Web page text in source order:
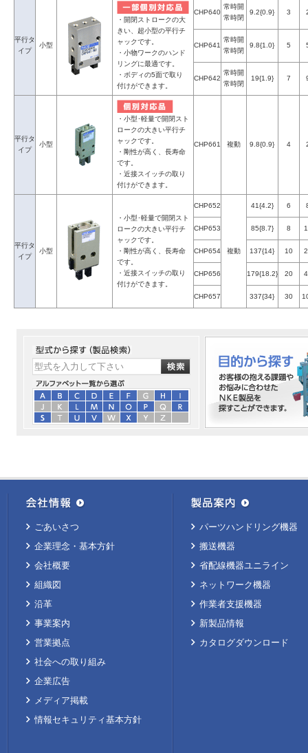
平行タ
イプ
小型
・開閉ストロークの大
きい、超小型の平行チ
ャックです。
・小物ワークのハンド
リングに最適です。
・ボディの5面で取り
付けができます。
CHP640
常時開
常時閉
9.2{0.9} 3
CHP641
常時開
常時閉
9.8{1.0} 5
CHP642
常時開
常時閉
19{1.9} 7
平行タ
イプ
小型
・小型･軽量で開閉スト
ロークの大きい平行チ
ャックです。
・剛性が高く、長寿命
です。
・近接スイッチの取り
付けができます。
CHP661 複動 9.8{0.9} 4
平行タ
イプ
小型
・小型･軽量で開閉スト
ロークの大きい平行チ
ャックです。
・剛性が高く、長寿命
です。
・近接スイッチの取り
付けができます。
CHP652
複動
41{4.2} 6
CHP653 85{8.7} 8
CHP654 137{14} 10
CHP656 179{18.2} 20
CHP657 337{34} 30
ごあいさつ
企業理念・基本方針
会社概要
組織図
沿革
事業案内
営業拠点
社会への取り組み
企業広告
メディア掲載
情報セキュリティ基本方針
パーツハンドリング機器
搬送機器
省配線機器ユニライン
ネットワーク機器
作業者支援機器
新製品情報
カタログダウンロード